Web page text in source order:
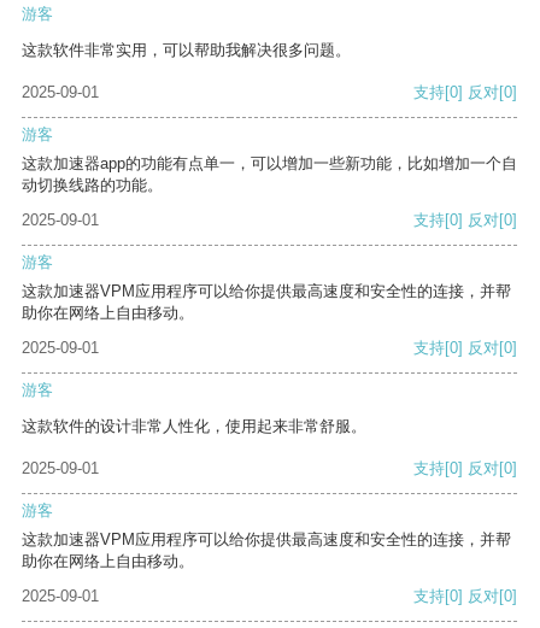
游客
这款软件非常实用，可以帮助我解决很多问题。
2025-09-01 支持[0] 反对[0]
游客
这款加速器app的功能有点单一，可以增加一些新功能，比如增加一个自
动切换线路的功能。
2025-09-01
支持[0] 反对[0]
游客
这款加速器VPM应用程序可以给你提供最高速度和安全性的连接，并帮
助你在网络上自由移动。
2025-09-01
支持[0] 反对[0]
游客
这款软件的设计非常人性化，使用起来非常舒服。
2025-09-01 支持[0] 反对[0]
游客
这款加速器VPM应用程序可以给你提供最高速度和安全性的连接，并帮
助你在网络上自由移动。
2025-09-01
支持[0] 反对[0]